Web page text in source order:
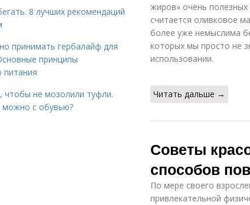
жиров» очень полезных
считается оливковое
более уже немыслима
которых мы просто не
использовании.
Читать дальше →
Советы
способов
По мере своего
привлекательной
8 лучших рекомендаций
принимать гербалайф для
принципы
питания
чтобы не мозолили туфли.
можно с обувью?